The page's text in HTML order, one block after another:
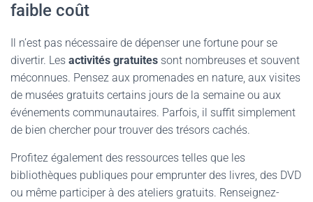
faible coût
Il n’est pas nécessaire de dépenser une fortune pour se
divertir. Les activités gratuites sont nombreuses et souvent
méconnues. Pensez aux promenades en nature, aux visites
de musées gratuits certains jours de la semaine ou aux
événements communautaires. Parfois, il suffit simplement
de bien chercher pour trouver des trésors cachés.
Profitez également des ressources telles que les
bibliothèques publiques pour emprunter des livres, des DVD
ou même participer à des ateliers gratuits. Renseignez-